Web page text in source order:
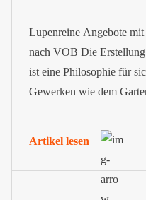
Lupenreine Angebote
nach VOB Die
ist eine Philosophie für
Gewerken wie dem
Urkalkulation, um
Auftraggeber in seiner
Artikel lesen